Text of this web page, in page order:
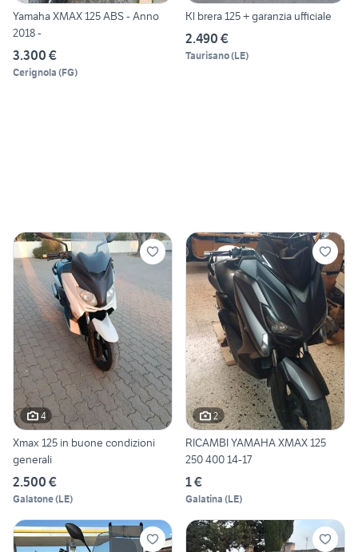
Yamaha XMAX 125 ABS - Anno
2018 -
3.300 €
Cerignola (FG)
Kl brera 125 + garanzia ufficiale
2.490 €
Taurisano(LE)
4
Xmax 125 in buone condizioni
generali
2.500 €
Galatone(LE)
2
RICAMBI YAMAHA XMAX 125
250 400 14-17
1 €
Galatina (LE)